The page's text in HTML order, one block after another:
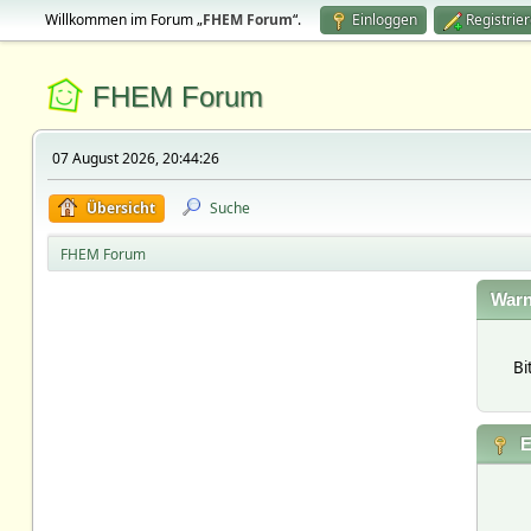
Willkommen im Forum „FHEM Forum“. Einloggen
FHEM Forum
07 August 2026, 20:44:26
Übersicht Suche
FHEM Forum